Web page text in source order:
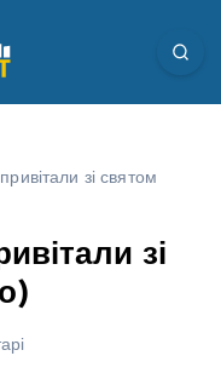
зі святом
зі